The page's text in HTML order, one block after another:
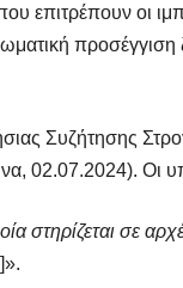
που επιτρέπουν οι
προσέγγιση
Συζήτησης
02.07.2024). Οι
στηρίζεται σε